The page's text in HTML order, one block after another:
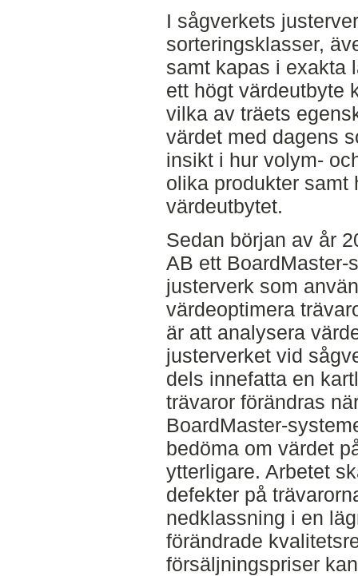
I sågverkets
sorteringsklasser,
samt kapas i exakta
ett högt värdeutbyte
vilka av träets
värdet med dagens
insikt i hur volym-
olika produkter samt
värdeutbytet.
Sedan början av år
AB ett BoardMaster-
justerverk som
värdeoptimera
är att analysera
justerverket vid
dels innefatta en
trävaror förändras
BoardMaster-
bedöma om värdet
ytterligare. Arbetet
defekter på
nedklassning i en
förändrade
försäljningspriser